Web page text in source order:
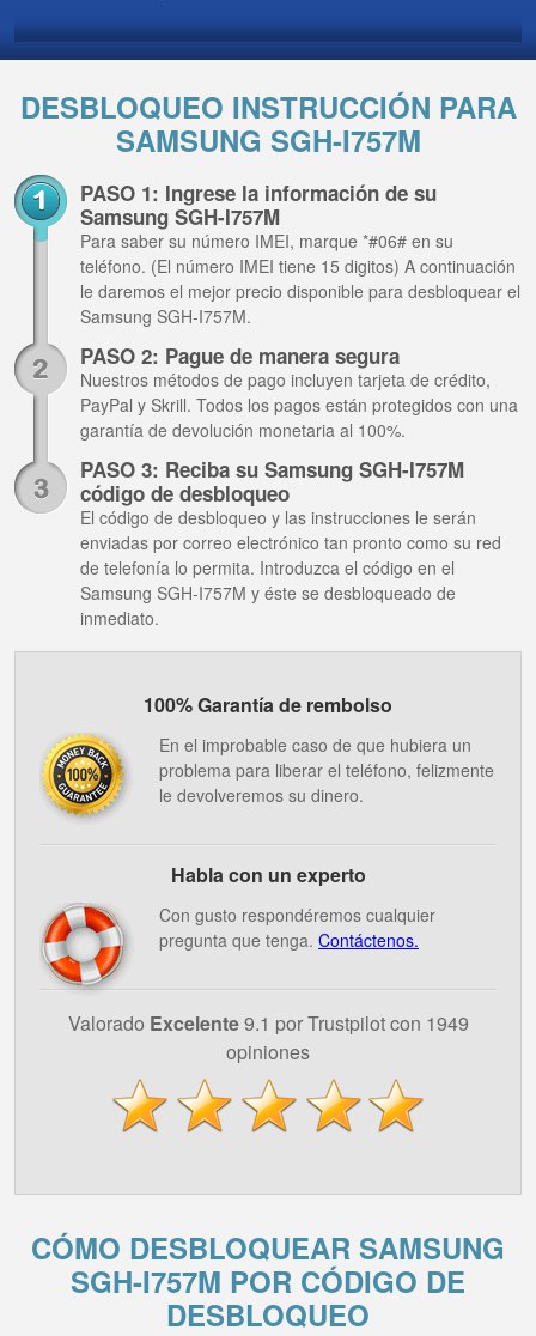
DESBLOQUEO INSTRUCCIÓN PARA
SAMSUNG SGH-I757M
PASO 1: Ingrese la información de su
Samsung SGH-I757M
Para saber su número IMEI, marque *#06# en su
teléfono. (El número IMEI tiene 15 digitos) A continuación
le daremos el mejor precio disponible para desbloquear el
Samsung SGH-I757M.
PASO 2: Pague de manera segura
Nuestros métodos de pago incluyen tarjeta de crédito,
PayPal y Skrill. Todos los pagos están protegidos con una
garantía de devolución monetaria al 100%.
PASO 3: Reciba su Samsung SGH-I757M
código de desbloqueo
El código de desbloqueo y las instrucciones le serán
enviadas por correo electrónico tan pronto como su red
de telefonía lo permita. Introduzca el código en el
Samsung SGH-I757M y éste se desbloqueado de
inmediato.
100% Garantía de rembolso
En el improbable caso de que hubiera un
problema para liberar el teléfono, felizmente
le devolveremos su dinero.
Habla con un experto
Con gusto respondéremos cualquier
pregunta que tenga. Contáctenos.
Valorado Excelente9.1 por Trustpilot con 1949
opiniones
CÓMO DESBLOQUEAR SAMSUNG
SGH-I757M POR CÓDIGO DE
DESBLOQUEO